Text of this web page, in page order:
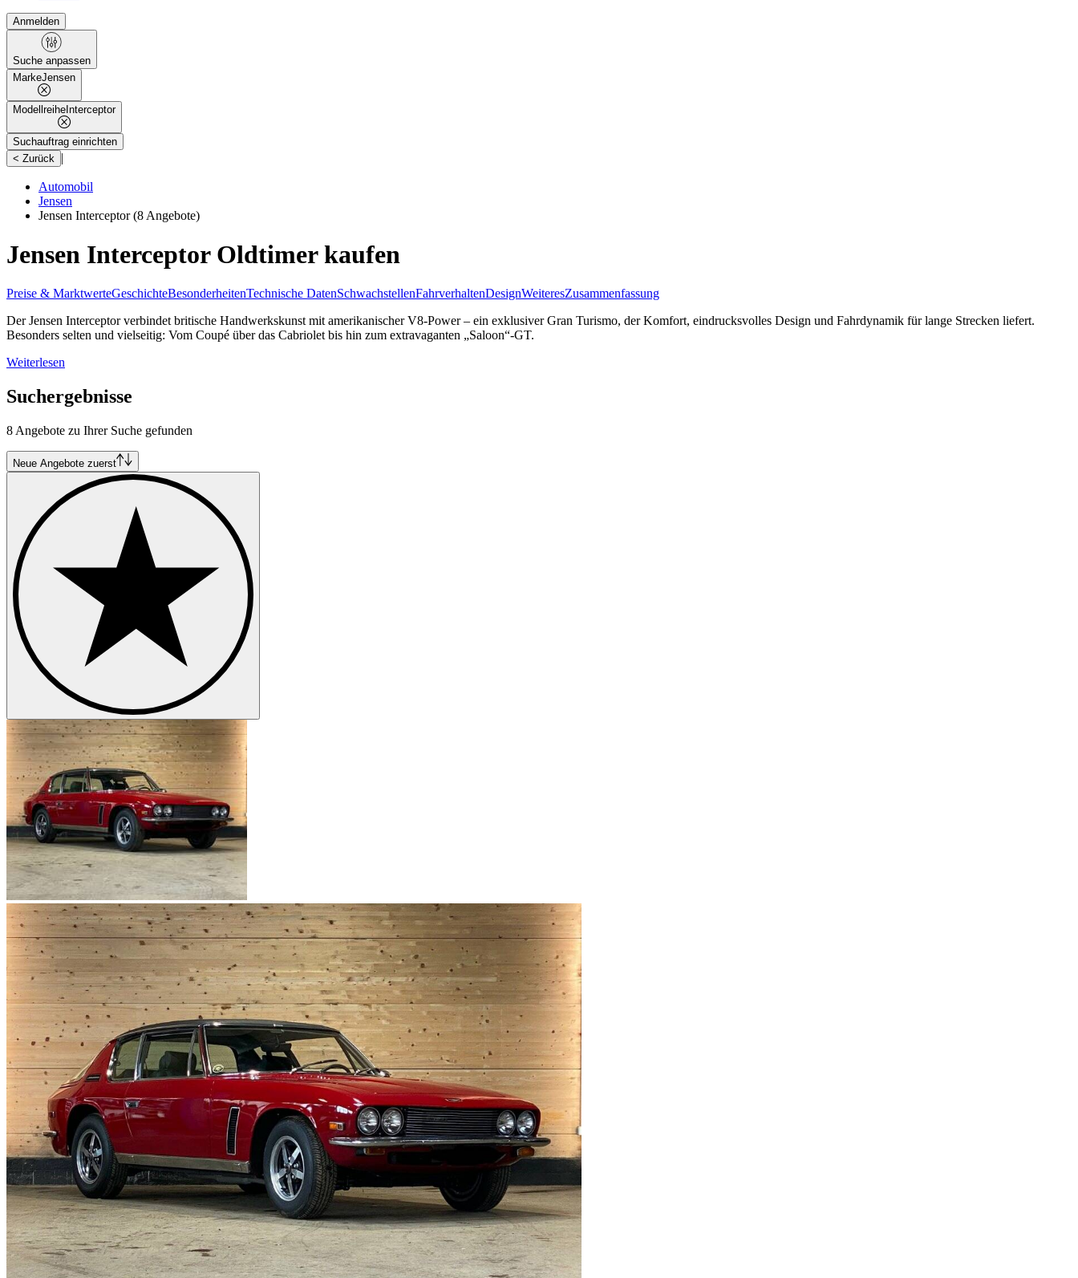
Anmelden
Suche anpassen
MarkeJensen
ModellreiheInterceptor
Suchauftrag einrichten
< Zurück
|
Automobil
Jensen
Jensen Interceptor(8 Angebote)
Jensen Interceptor Oldtimer kaufen
Preise & MarktwerteGeschichteBesonderheitenTechnische DatenSchwachstellenFahrverhaltenDesignWeiteresZusammenfassung
Der Jensen Interceptor verbindet britische Handwerkskunst mit amerikanischer V8-Power – ein exklusiver Gran Turismo, der Komfort, eindrucksvolles Design und Fahrdynamik für lange Strecken liefert.
Besonders selten und vielseitig: Vom Coupé über das Cabriolet bis hin zum extravaganten „Saloon“-GT.
Weiterlesen
Suchergebnisse
8 Angebote zu Ihrer Suche gefunden
Neue Angebote zuerst